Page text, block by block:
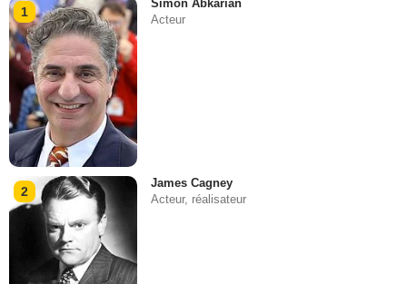
1
Simon Abkarian
Acteur
2
James Cagney
Acteur, réalisateur